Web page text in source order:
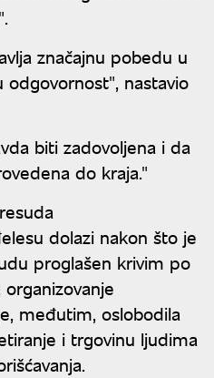
značajnu pobedu u
nastavio
biti zadovoljena i da
do kraja."
dolazi nakon što je
proglašen krivim po
međutim, oslobodila
i trgovinu ljudima